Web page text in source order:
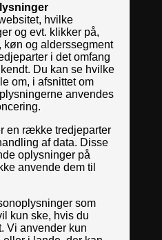
hvilke
og evt. klikker på,
køn og alderssegment
i det omfang
Du kan se hvilke
om, i afsnittet om
anvendes
en række tredjeparter
af data. Disse
oplysninger på
anvende dem til
som
kun ske, hvis du
Vi anvender kun